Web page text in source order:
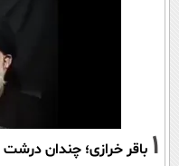
1 باقر خرازی؛ چندان